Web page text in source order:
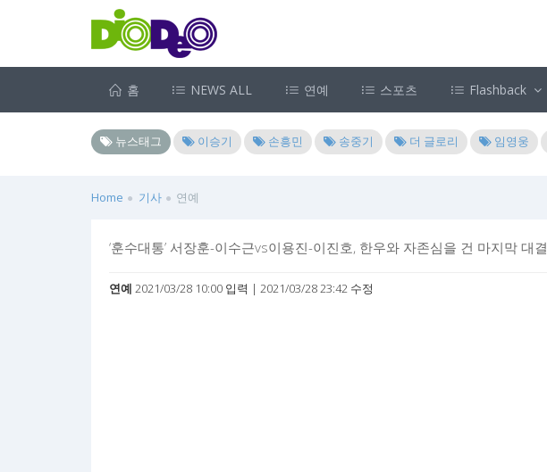
홈 NEWS ALL 연예 스포츠 Flashback
뉴스태그 이승기 손흥민 송중기 더 글로리 임영웅
Home 기사 연예
‘훈수대통’ 서장훈-이수근vs이용진-이진호, 한우와 자존심을 건 마지막 대결
연예 2021/03/28 10:00 입력 | 2021/03/28 23:42 수정